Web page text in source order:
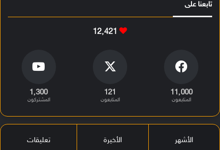
تابعنا على
12٬421
11٬000
المتابعون
121
المتابعون
1٬300
المشتركون
الأشهر الأخيرة تعليقات